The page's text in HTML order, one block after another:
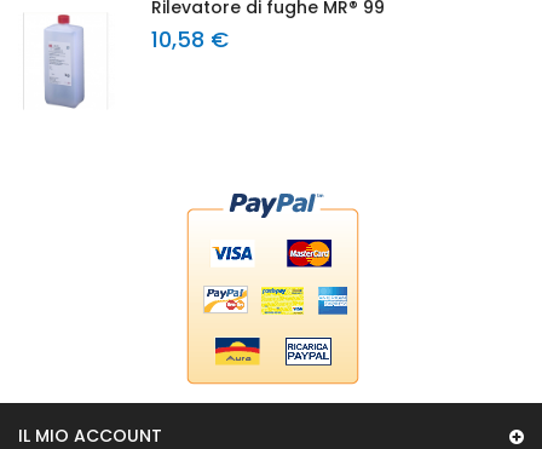
Rilevatore di fughe MR® 99
10,58 €
IL MIO ACCOUNT